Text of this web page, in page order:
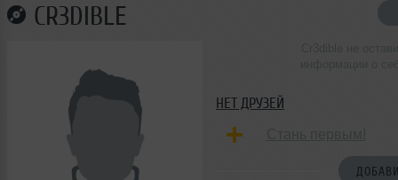
CR3DIBLE
НЕТ ДРУЗЕЙ